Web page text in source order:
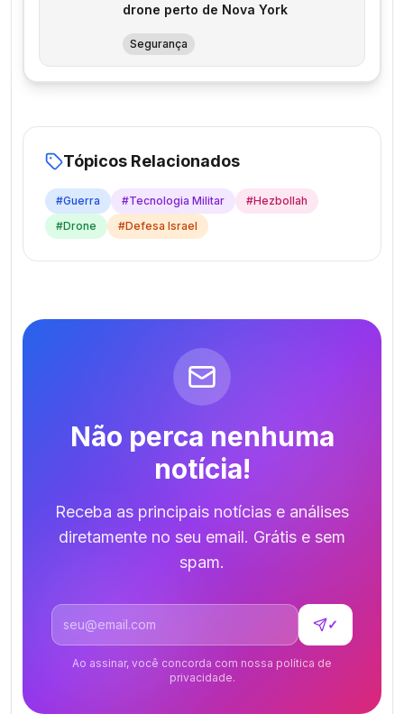
drone perto de Nova York
Segurança
Tópicos Relacionados
#Guerra #Tecnologia Militar #Hezbollah
#Drone #Defesa Israel
Não perca nenhuma
notícia!
Receba as principais notícias e análises
diretamente no seu email. Grátis e sem
spam.
Endereço de email
✓
Ao assinar, você concorda com nossa política de
privacidade.